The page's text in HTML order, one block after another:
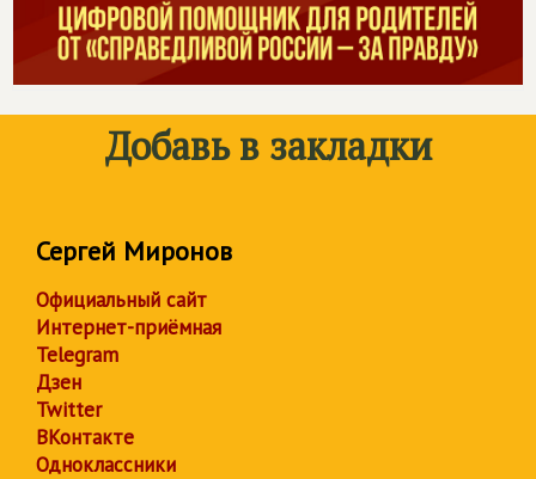
Добавь в закладки
Сергей Миронов
Официальный сайт
Интернет-приёмная
Telegram
Дзен
Twitter
ВКонтакте
Одноклассники